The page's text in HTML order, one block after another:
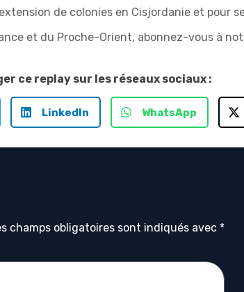
de colonies en Cisjordanie et pour
et du Proche-Orient, abonnez-vous à
ce replay sur les réseaux sociaux :
LinkedIn WhatsApp
champs obligatoires sont indiqués avec *